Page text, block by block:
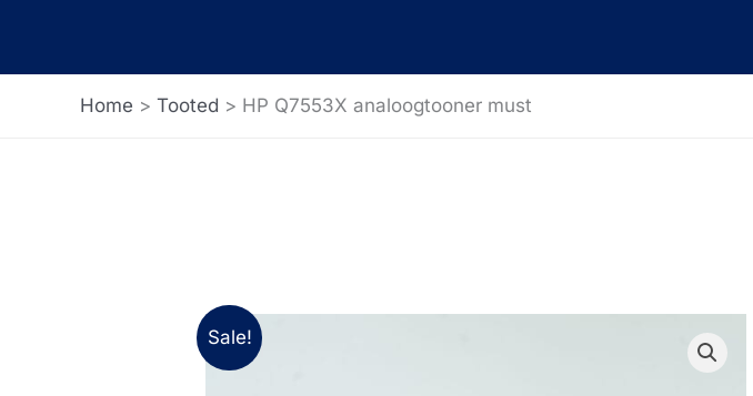
Home Tooted HP Q7553X analoogtooner must
Sale!